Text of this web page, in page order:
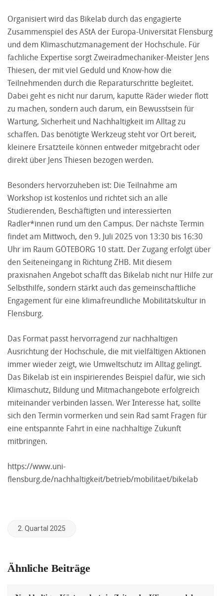
Organisiert wird das Bikelab durch das engagierte
Zusammenspiel des AStA der Europa-Universität Flensburg
und dem Klimaschutzmanagement der Hochschule. Für
fachliche Expertise sorgt Zweiradmechaniker-Meister Jens
Thiesen, der mit viel Geduld und Know-how die
Teilnehmenden durch die Reparaturschritte begleitet.
Dabei geht es nicht nur darum, kaputte Räder wieder flott
zu machen, sondern auch darum, ein Bewusstsein für
Wartung, Sicherheit und Nachhaltigkeit im Alltag zu
schaffen. Das benötigte Werkzeug steht vor Ort bereit,
kleinere Ersatzteile können entweder mitgebracht oder
direkt über Jens Thiesen bezogen werden.
Besonders hervorzuheben ist: Die Teilnahme am
Workshop ist kostenlos und richtet sich an alle
Studierenden, Beschäftigten und interessierten
Radler*innen rund um den Campus. Der nächste Termin
findet am Mittwoch, den 9. Juli 2025 von 13:30 bis 16:30
Uhr im Raum GÖTEBORG 10 statt. Der Zugang erfolgt über
den Seiteneingang in Richtung ZHB. Mit diesem
praxisnahen Angebot schafft das Bikelab nicht nur Hilfe zur
Selbsthilfe, sondern stärkt auch das gemeinschaftliche
Engagement für eine klimafreundliche Mobilitätskultur in
Flensburg.
Das Format passt hervorragend zur nachhaltigen
Ausrichtung der Hochschule, die mit vielfältigen Aktionen
immer wieder zeigt, wie Umweltschutz im Alltag gelingt.
Das Bikelab ist ein inspirierendes Beispiel dafür, wie sich
Klimaschutz, Bildung und Mitmachangebote erfolgreich
miteinander verbinden lassen. Wer Interesse hat, sollte
sich den Termin vormerken und sein Rad samt Fragen für
eine entspannte Fahrt in eine nachhaltige Zukunft
mitbringen.
https://www.uni-
flensburg.de/nachhaltigkeit/betrieb/mobilitaet/bikelab
2. Quartal 2025
Ähnliche Beiträge